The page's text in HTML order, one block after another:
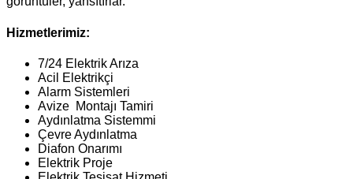
Hizmetlerimiz:
7/24 Elektrik Arıza
Acil Elektrikçi
Alarm Sistemleri
Avize Montajı Tamiri
Aydınlatma Sistemmi
Çevre Aydınlatma
Diafon Onarımı
Elektrik Proje